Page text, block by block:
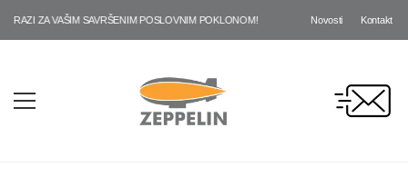
ZA VAŠIM SAVRŠENIM POSLOVNIM POKLONOM! Novosti Kontakt